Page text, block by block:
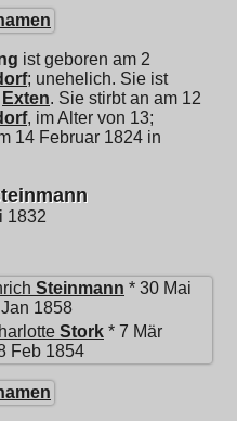
ist geboren am 2
; unehelich. Sie ist
Exten. Sie stirbt an am 12
, im Alter von 13;
14 Februar 1824 in
1832
Steinmann * 30 Mai
1858
Stork * 7 Mär
Feb 1854